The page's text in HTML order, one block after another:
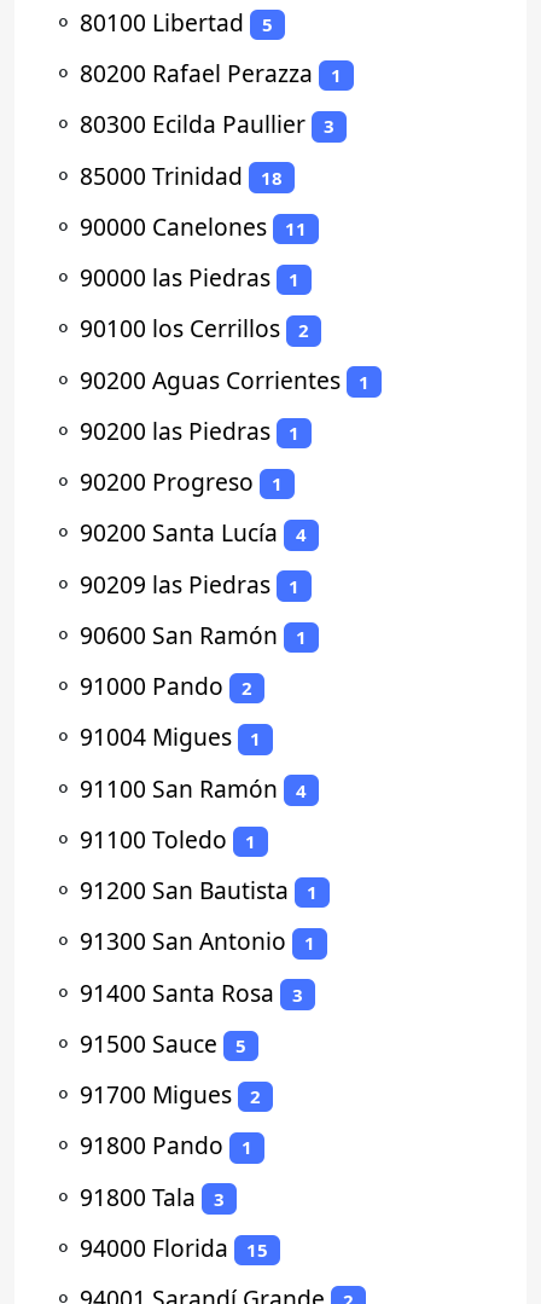
⚬ 80100 Libertad 5
⚬ 80200 Rafael Perazza 1
⚬ 80300 Ecilda Paullier 3
⚬ 85000 Trinidad 18
⚬ 90000 Canelones 11
⚬ 90000 las Piedras 1
⚬ 90100 los Cerrillos 2
⚬ 90200 Aguas Corrientes 1
⚬ 90200 las Piedras 1
⚬ 90200 Progreso 1
⚬ 90200 Santa Lucía 4
⚬ 90209 las Piedras 1
⚬ 90600 San Ramón 1
⚬ 91000 Pando 2
⚬ 91004 Migues 1
⚬ 91100 San Ramón 4
⚬ 91100 Toledo 1
⚬ 91200 San Bautista 1
⚬ 91300 San Antonio 1
⚬ 91400 Santa Rosa 3
⚬ 91500 Sauce 5
⚬ 91700 Migues 2
⚬ 91800 Pando 1
⚬ 91800 Tala 3
⚬ 94000 Florida 15